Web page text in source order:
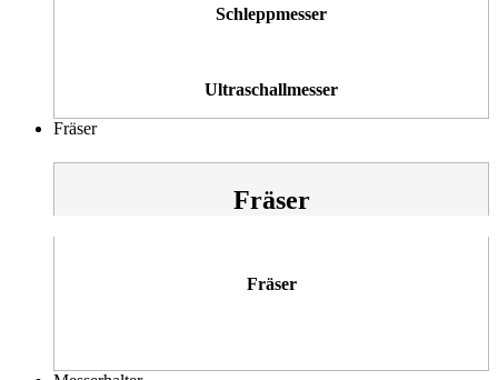
Schleppmesser
Ultraschallmesser
Fräser
Fräser
Fräser